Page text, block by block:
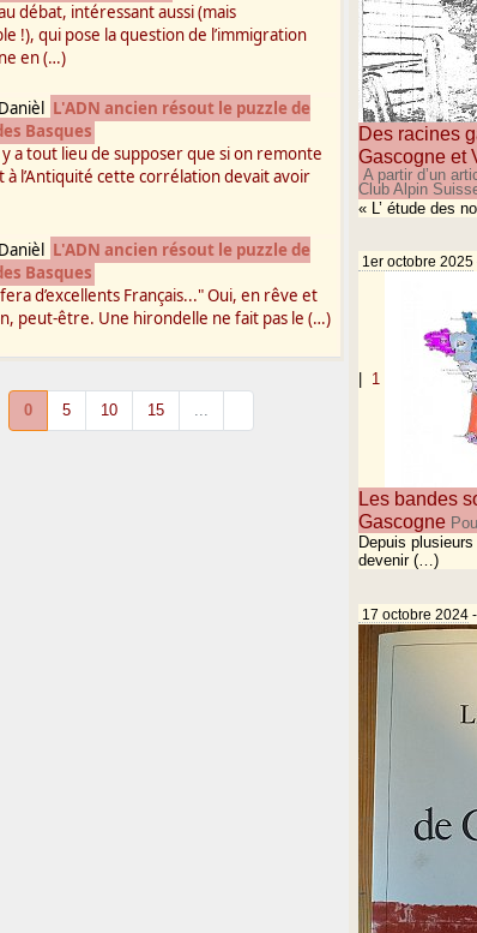
débat, intéressant aussi (mais
!), qui pose la question de l’immigration
en (…)
Danièl L'ADN ancien résout le puzzle de
Basques
a tout lieu de supposer que si on remonte
à l’Antiquité cette corrélation devait avoir
Danièl L'ADN ancien résout le puzzle de
Basques
d’excellents Français..." Oui, en rêve et
peut-être. Une hirondelle ne fait pas le (…)
0 5 10 15
Des racines
Gascogne et
A partir d’un
Club Alpin
« L’ étude des
1er octobre 2025
1
Les bandes
Gascogne
Depuis
devenir (…)
17 octobre 2024 -